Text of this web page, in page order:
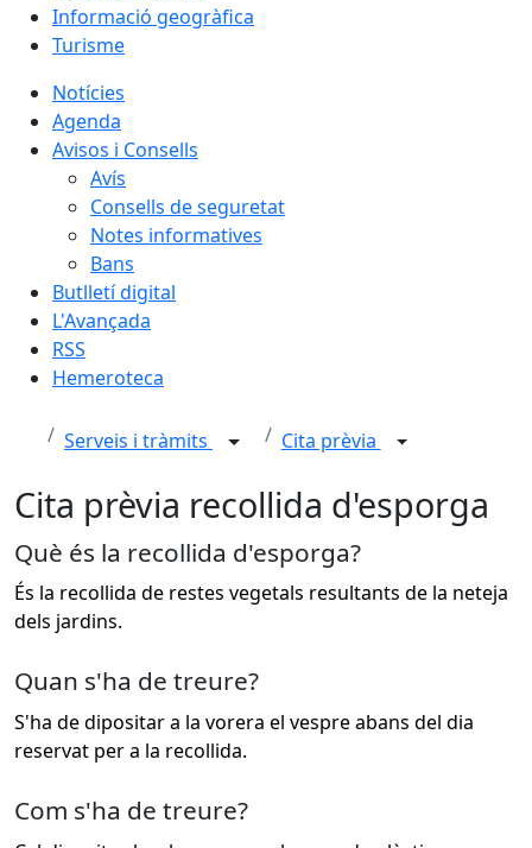
Informació geogràfica
Turisme
Notícies
Agenda
Avisos i Consells
Avís
Consells de seguretat
Notes informatives
Bans
Butlletí digital
L'Avançada
RSS
Hemeroteca
Serveis i tràmits Cita prèvia
Cita prèvia recollida d'esporga
Què és la recollida d'esporga?
És la recollida de restes vegetals resultants de la neteja
dels jardins.
Quan s'ha de treure?
S'ha de dipositar a la vorera el vespre abans del dia
reservat per a la recollida.
Com s'ha de treure?